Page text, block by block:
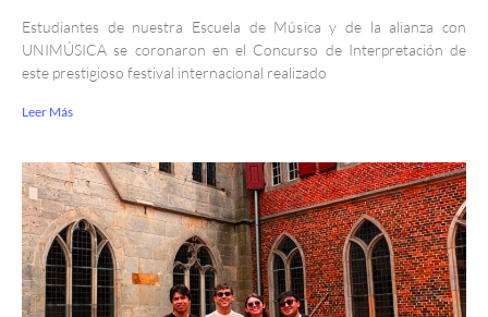
Estudiantes de nuestra Escuela de Música y de la alianza con
UNIMÚSICA se coronaron en el Concurso de Interpretación de
este prestigioso festival internacional realizado
Leer Más